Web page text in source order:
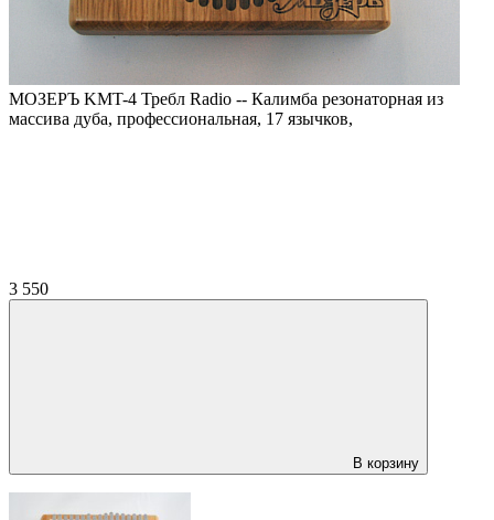
МОЗЕРЪ KMT-4 Требл Radio -- Калимба резонаторная из
массива дуба, профессиональная, 17 язычков,
3 550
В корзину